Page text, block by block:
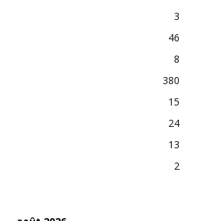
3
46
8
380
15
24
13
2